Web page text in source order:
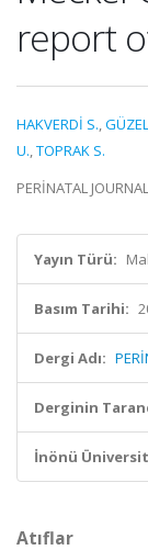
report
HAKVERDİ S.,
U.,TOPRAK S.
PERİNATAL
Yayın Türü:
Basım Tarihi:
Dergi Adı:
Derginin
İnönü
Atıflar